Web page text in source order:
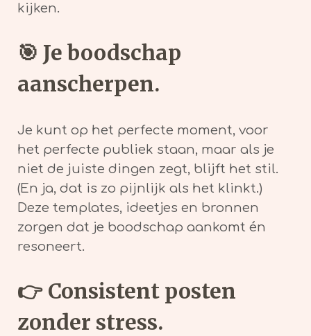
kijken.
🎯 Je boodschap
aanscherpen.
Je kunt op het perfecte moment, voor
het perfecte publiek staan, maar als je
niet de juiste dingen zegt, blijft het stil.
(En ja, dat is zo pijnlijk als het klinkt.)
Deze templates, ideetjes en bronnen
zorgen dat je boodschap aankomt én
resoneert.
👉 Consistent posten
zonder stress.